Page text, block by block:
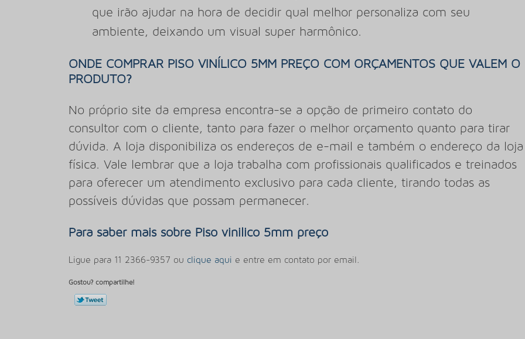
que irão ajudar na hora de decidir qual melhor personaliza com seu
ambiente, deixando um visual super harmônico.
ONDE COMPRAR PISO VINÍLICO 5MM PREÇO COM ORÇAMENTOS QUE VALEM O
PRODUTO?
No próprio site da empresa encontra-se a opção de primeiro contato do
consultor com o cliente, tanto para fazer o melhor orçamento quanto para tirar
dúvida. A loja disponibiliza os endereços de e-mail e também o endereço da loja
física. Vale lembrar que a loja trabalha com profissionais qualificados e treinados
para oferecer um atendimento exclusivo para cada cliente, tirando todas as
possíveis dúvidas que possam permanecer.
Para saber mais sobre Piso vinilico 5mm preço
Ligue para 11 2366-9357 ou clique aqui e entre em contato por email.
Gostou? compartilhe!